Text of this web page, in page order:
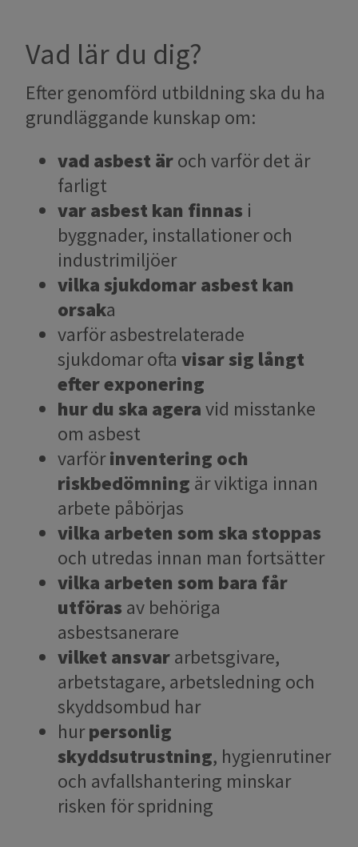
Vad lär du dig?
Efter genomförd utbildning ska du ha
grundläggande kunskap om:
vad asbest äroch varför det är
farligt
var asbest kan finnas i
byggnader, installationer och
industrimiljöer
vilka sjukdomar asbest kan
orsaka
varför asbestrelaterade
sjukdomar ofta visar sig långt
efter exponering
hur du ska ageravid misstanke
om asbest
varförinventering och
riskbedömning är viktiga innan
arbete påbörjas
vilka arbeten som ska stoppas
och utredas innan man fortsätter
vilka arbeten som bara får
utföras av behöriga
asbestsanerare
vilket ansvararbetsgivare,
arbetstagare, arbetsledning och
skyddsombud har
hurpersonlig
skyddsutrustning, hygienrutiner
och avfallshantering minskar
risken för spridning